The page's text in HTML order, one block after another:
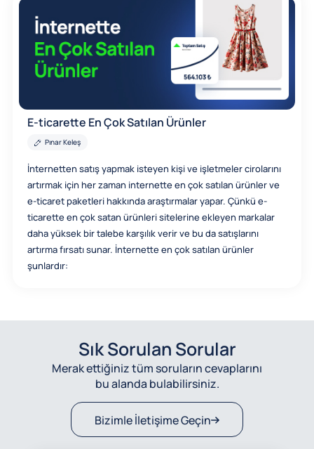
E-ticarette En Çok Satılan Ürünler
Pınar Keleş
İnternetten satış yapmak isteyen kişi ve işletmeler cirolarını
artırmak için her zaman internette en çok satılan ürünler ve
e-ticaret paketleri hakkında araştırmalar yapar. Çünkü e-
ticarette en çok satan ürünleri sitelerine ekleyen markalar
daha yüksek bir talebe karşılık verir ve bu da satışlarını
artırma fırsatı sunar. İnternette en çok satılan ürünler
şunlardır:
Sık Sorulan Sorular
Merak ettiğiniz tüm soruların cevaplarını
bu alanda bulabilirsiniz.
Bizimle İletişime Geçin